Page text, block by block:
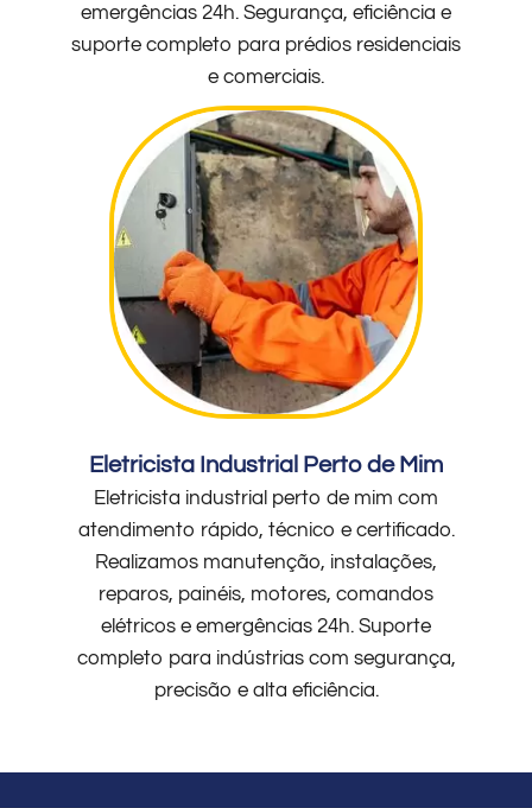
emergências 24h. Segurança, eficiência e
suporte completo para prédios residenciais
e comerciais.
Eletricista Industrial Perto de Mim
Eletricista industrial perto de mim com
atendimento rápido, técnico e certificado.
Realizamos manutenção, instalações,
reparos, painéis, motores, comandos
elétricos e emergências 24h. Suporte
completo para indústrias com segurança,
precisão e alta eficiência.